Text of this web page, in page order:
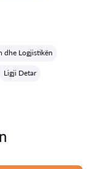
dhe Logjistikën
Ligji Detar